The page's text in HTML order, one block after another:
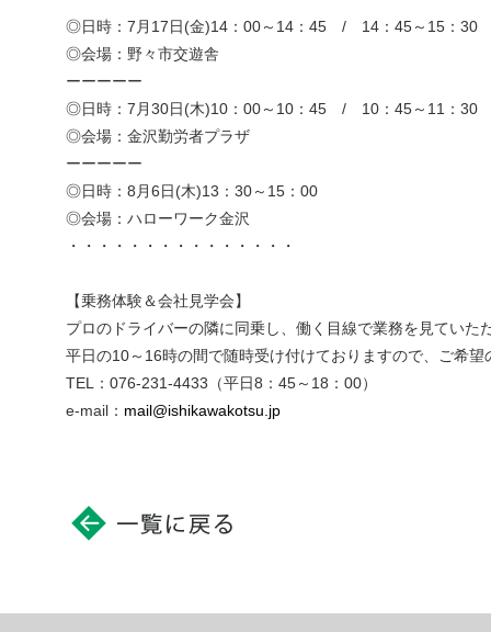
◎日時：7月17日(金)14：00～14：45 / 14：45～15：30
◎会場：野々市交遊舎
ーーーーー
◎日時：7月30日(木)10：00～10：45 / 10：45～11：30
◎会場：金沢勤労者プラザ
ーーーーー
◎日時：8月6日(木)13：30～15：00
◎会場：ハローワーク金沢
・・・・・・・・・・・・・・・
【乗務体験＆会社見学会】
プロのドライバーの隣に同乗し、働く目線で業務を見ていた
平日の10～16時の間で随時受け付けておりますので、ご希
TEL：076-231-4433（平日8：45～18：00）
e-mail： mail@ishikawakotsu.jp